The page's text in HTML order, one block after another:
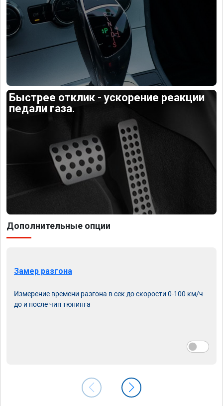
Быстрее отклик - ускорение реакции
педали газа.
Дополнительные опции
Замер разгона
Измерение времени разгона в сек до скорости 0-100 км/ч
до и после чип тюнинга